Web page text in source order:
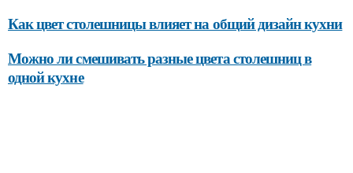
Как цвет столешницы влияет на общий дизайн кухни
Можно ли смешивать разные цвета столешниц в
одной кухне